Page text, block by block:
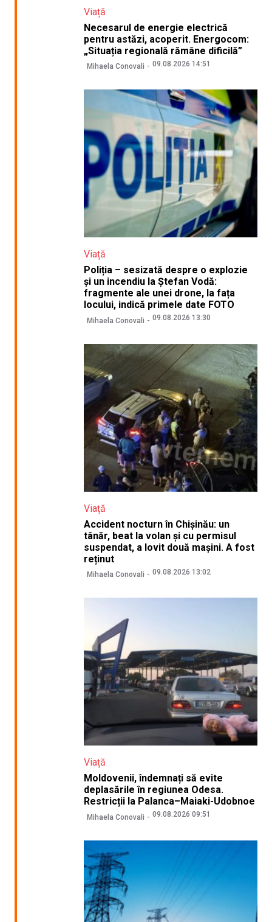
Viață
Necesarul de energie electrică
pentru astăzi, acoperit. Energocom:
„Situația regională rămâne dificilă”
Mihaela Conovali 09.08.2026 14:51
Viață
Poliția – sesizată despre o explozie
și un incendiu la Ștefan Vodă:
fragmente ale unei drone, la fața
locului, indică primele date FOTO
Mihaela Conovali 09.08.2026 13:30
Viață
Accident nocturn în Chișinău: un
tânăr, beat la volan și cu permisul
suspendat, a lovit două mașini. A fost
reținut
Mihaela Conovali 09.08.2026 13:02
Viață
Moldovenii, îndemnați să evite
deplasările în regiunea Odesa.
Restricții la Palanca–Maiaki-Udobnoe
Mihaela Conovali 09.08.2026 09:51